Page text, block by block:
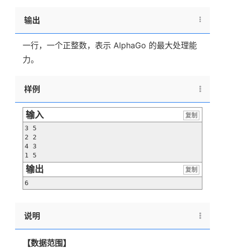
输出
一行，一个正整数，表示 AlphaGo 的最大处理能
力。
样例
输入
复制
3 5
2 2
4 3
1 5
输出
复制
6
说明
【数据范围】